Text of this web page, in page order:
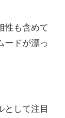
性も含めて
ードが漂っ
として注目